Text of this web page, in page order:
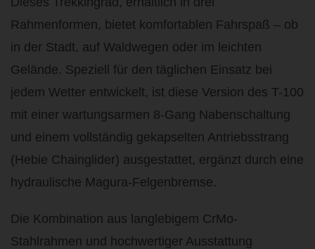
Rahmenformen, bietet komfortablen Fahrspaß – ob
in der Stadt, auf Waldwegen oder im leichten
Gelände. Speziell für den täglichen Einsatz bei
jedem Wetter entwickelt, ist diese Version des T-100
mit einer wartungsarmen 8-Gang Nabenschaltung
und einem vollständig gekapselten Antriebsstrang
(Hebie Chainglider) ausgestattet, ergänzt durch eine
hydraulische Magura-Felgenbremse.
Die Kombination aus langlebigem CrMo-
Stahlrahmen und hochwertiger Ausstattung